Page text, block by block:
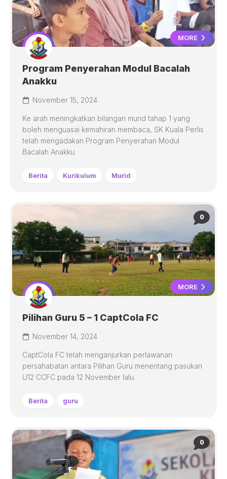
MORE
Program Penyerahan Modul Bacalah
Anakku
November 15, 2024
Ke arah meningkatkan bilangan murid tahap 1 yang
boleh menguasai kemahiran membaca, SK Kuala Perlis
telah mengadakan Program Penyerahan Modul
Bacalah Anakku.
Berita Kurikulum Murid
0
MORE
Pilihan Guru 5 – 1 CaptCola FC
November 14, 2024
CaptCola FC telah menganjurkan perlawanan
persahabatan antara Pilihan Guru menentang pasukan
U12 CCFC pada 12 November lalu.
Berita guru
0